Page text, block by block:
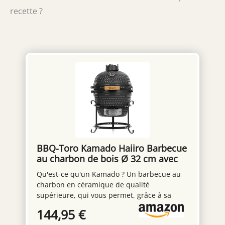
recette ?
BBQ-Toro Kamado Haiiro Barbecue
au charbon de bois Ø 32 cm avec
thermomètre, poignée en bois |
Kamado en céramique, mini
barbecue au charbon de bois,
barbecue en céramique (gris)
Qu'est-ce qu'un Kamado ? Un barbecue au
charbon en céramique de qualité
supérieure, qui vous permet, grâce à sa
grande masse en céramique, d'atteindre
une conservation optimale de la chaleur.
144,95 €